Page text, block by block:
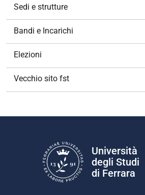
Sedi e strutture
Bandi e Incarichi
Elezioni
Vecchio sito fst
Università
degli Studi
di Ferrara